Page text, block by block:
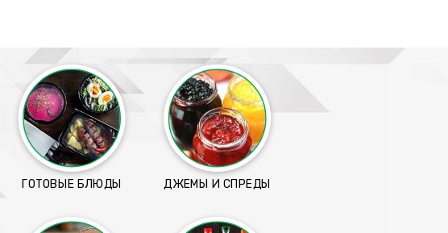
ГОТОВЫЕ БЛЮДЫ ДЖЕМЫ И СПРЕДЫ